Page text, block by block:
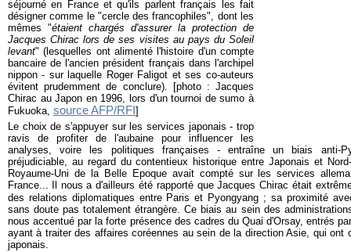
séjourné en France et qu'ils parlent français les fait
désigner comme le "cercle des francophiles", dont les
mêmes "étaient chargés d'assurer la protection de
Jacques Chirac lors de ses visites au pays du Soleil
levant" (lesquelles ont alimenté l'histoire d'un compte
bancaire de l'ancien président français dans l'archipel
nippon - sur laquelle Roger Faligot et ses co-auteurs
évitent prudemment de conclure). [photo : Jacques
Chirac au Japon en 1996, lors d'un tournoi de sumo à
Fukuoka, source AFP/RFI ]
Le choix de s'appuyer sur les services japonais - trop
ravis de profiter de l'aubaine pour influencer les
analyses, voire les politiques françaises - entraîne un biais anti-
préjudiciable, au regard du contentieux historique entre Japonais et
Royaume-Uni de la Belle Epoque avait compté sur les services
France...
Il nous a d'ailleurs été rapporté que Jacques Chirac était
des relations diplomatiques entre Paris et Pyongyang ; sa proximité
sans doute pas totalement étrangère. Ce biais au sein des
nous accentué par la forte présence des cadres du Quai d'Orsay, entrés
ayant à traiter des affaires coréennes au sein de la direction Asie, qui ont
japonais.